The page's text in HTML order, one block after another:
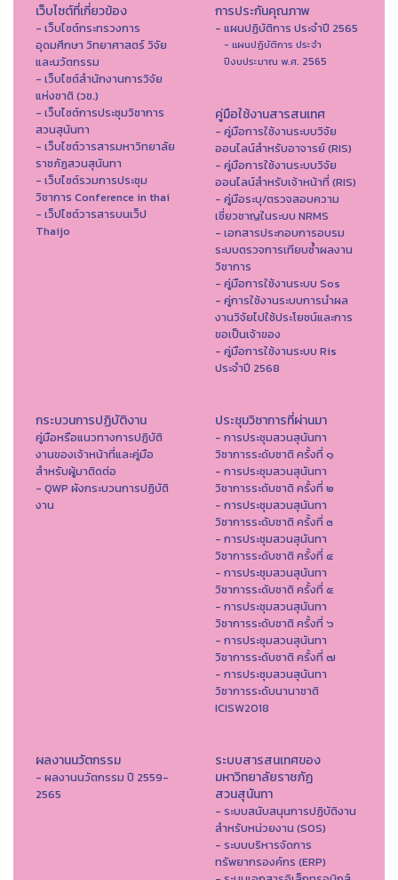
เว็บไซต์ที่เกี่ยวข้อง
- เว็บไซต์กระทรวงการ
อุดมศึกษา วิทยาศาสตร์ วิจัย
และนวัตกรรม
- เว็บไซต์สำนักงานการวิจัย
แห่งชาติ (วช.)
- เว็บไซต์การประชุมวิชาการ
สวนสุนันทา
- เว็บไซต์วารสารมหาวิทยาลัย
ราชภัฏสวนสุนันทา
- เว็บไซต์รวมการประชุม
วิชาการ Conference in thai
- เว็ปไซต์วารสารบนเว็ป
Thaijo
การประกันคุณภาพ
- แผนปฏิบัติการ ประจำปี 2565
- แผนปฏิบัติการ ประจำ
ปีงบประมาณ พ.ศ. 2565
คู่มือใช้งานสารสนเทศ
- คู่มือการใช้งานระบบวิจัย
ออนไลน์สำหรับอาจารย์ (RIS)
- คู่มือการใช้งานระบบวิจัย
ออนไลน์สำหรับเจ้าหน้าที่ (RIS)
- คู่มือระบุ/ตรวจสอบความ
เชี่ยวชาญในระบบ NRMS
- เอกสารประกอบการอบรม
ระบบตรวจการเทียบซ้ำผลงาน
วิชาการ
- คู่มือการใช้งานระบบ Sos
- คู่การใช้งานระบบการนำผล
งานวิจัยไปใช้ประโยชน์และการ
ขอเป็นเจ้าของ
- คู่มือการใช้งานระบบ Ris
ประจำปี 2568
กระบวนการปฏิบัติงาน
คู่มือหรือแนวทางการปฏิบัติ
งานของเจ้าหน้าที่และคู่มือ
สำหรับผู้มาติดต่อ
- QWP ผังกระบวนการปฏิบัติ
งาน
ประชุมวิชาการที่ผ่านมา
- การประชุมสวนสุนันทา
วิชาการระดับชาติ ครั้งที่ ๑
- การประชุมสวนสุนันทา
วิชาการระดับชาติ ครั้งที่ ๒
- การประชุมสวนสุนันทา
วิชาการระดับชาติ ครั้งที่ ๓
- การประชุมสวนสุนันทา
วิชาการระดับชาติ ครั้งที่ ๔
- การประชุมสวนสุนันทา
วิชาการระดับชาติ ครั้งที่ ๕
- การประชุมสวนสุนันทา
วิชาการระดับชาติ ครั้งที่ ๖
- การประชุมสวนสุนันทา
วิชาการระดับชาติ ครั้งที่ ๗
- การประชุมสวนสุนันทา
วิชาการระดับนานาชาติ
ICISW2018
ผลงานนวัตกรรม
- ผลงานนวัตกรรม ปี 2559-
2565
ระบบสารสนเทศของ
มหาวิทยาลัยราชภัฏ
สวนสุนันทา
- ระบบสนับสนุนการปฏิบัติงาน
สำหรับหน่วยงาน (SOS)
- ระบบบริหารจัดการ
ทรัพยากรองค์กร (ERP)